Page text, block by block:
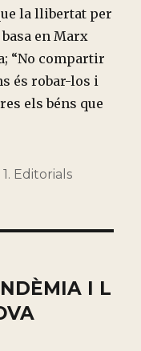
la llibertat per
en Marx
“No compartir
és robar-los i
els béns que
Categorías
1. Editorials
I L